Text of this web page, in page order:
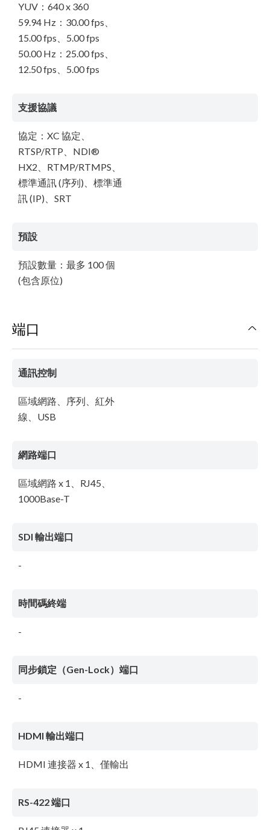
YUV：640 x 360
59.94 Hz：30.00 fps、
15.00 fps、5.00 fps
50.00 Hz：25.00 fps、
12.50 fps、5.00 fps
支援協議
協定：XC 協定、
RTSP/RTP、NDI®
HX2、RTMP/RTMPS、
標準通訊 (序列)、標準通
訊 (IP)、SRT
預設
預設數量：最多 100 個
(包含原位)
端口
通訊控制
區域網路、序列、紅外
線、USB
網路端口
區域網路 x 1、RJ45、
1000Base-T
SDI 輸出端口
-
時間碼終端
-
同步鎖定（Gen-Lock）端口
-
HDMI 輸出端口
HDMI 連接器 x 1、僅輸出
RS-422 端口